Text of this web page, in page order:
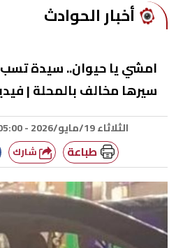
أخبار الحوادث
امشي يا حيوان.. سيدة تسب
سيرها مخالف بالمحلة |
الثلاثاء 19/مايو/2026 - 05:00 ص
طباعة